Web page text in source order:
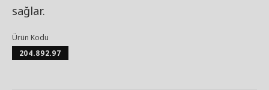
sağlar.
Ürün Kodu
204.892.97